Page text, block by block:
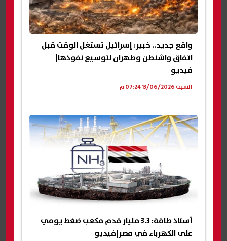
واقع جديد.. خبير: إسرائيل تستغل الوقت قبل
اتفاق واشنطن وطهران لتوسيع نفوذها|
فيديو
السبت 13/06/2026 07:24 م
أستاذ طاقة: 3.3 مليار قدم مكعب ضغط يومي
على الكهرباء في مصر|فيديو